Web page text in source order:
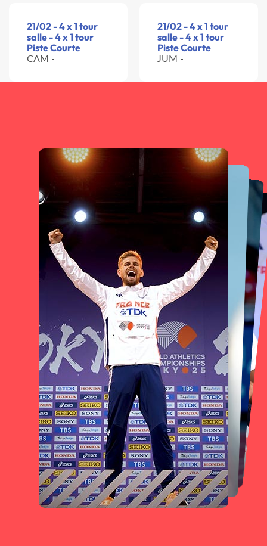
21/02 - 4 x 1 tour
salle - 4 x 1 tour
Piste Courte
CAM -
21/02 - 4 x 1 tour
salle - 4 x 1 tour
Piste Courte
JUM -